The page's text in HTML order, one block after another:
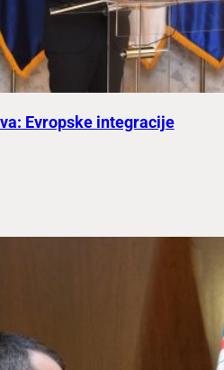
Evropske integracije